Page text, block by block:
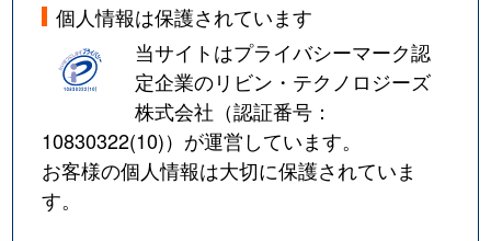
個人情報は保護されています
当サイトはプライバシーマーク認
定企業のリビン・テクノロジーズ
株式会社（認証番号：
10830322(10)）が運営しています。
お客様の個人情報は大切に保護されていま
す。